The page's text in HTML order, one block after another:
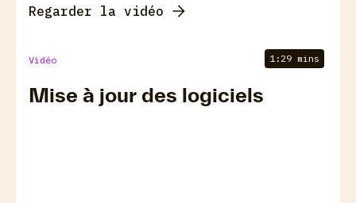
Regarder la vidéo
Vidéo 1:29 mins
Mise à jour des logiciels